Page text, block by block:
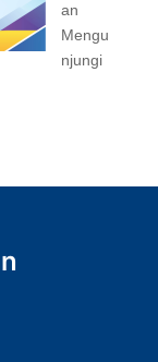
an
Mengu
njungi